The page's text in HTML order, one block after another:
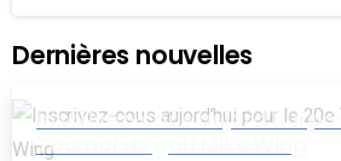
Dernières nouvelles
Inscrivez-cous aujord’hui
Tournoi de golf Mike Wing